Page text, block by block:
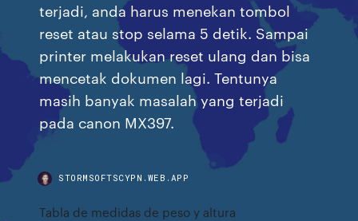
terjadi, anda harus menekan tombol
reset atau stop selama 5 detik. Sampai
printer melakukan reset ulang dan bisa
mencetak dokumen lagi. Tentunya
masih banyak masalah yang terjadi
pada canon MX397.
STORMSOFTSCYPN.WEB.APP
Tabla de medidas de peso y altura